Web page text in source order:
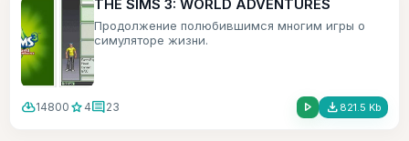
THE SIMS 3: WORLD ADVENTURES
Продолжение полюбившимся многим игры о
симуляторе жизни.
cloud_download14800 star 4comment23 play_arrow file_download 821.5 Kb